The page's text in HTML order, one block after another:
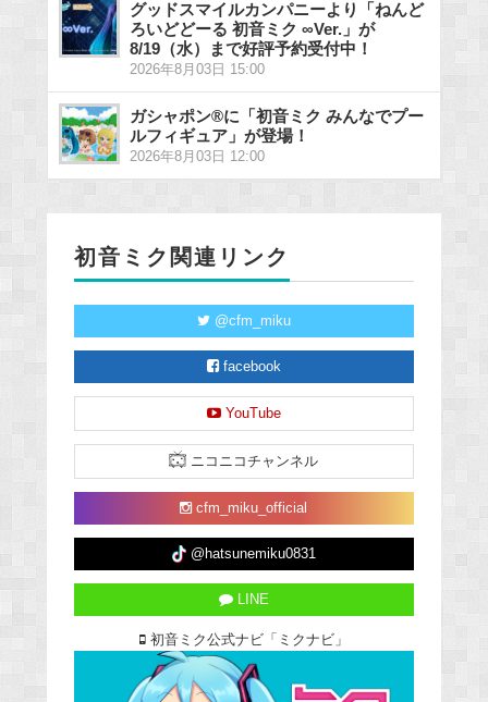
グッドスマイルカンパニーより「ねんど
ろいどどーる 初音ミク ∞Ver.」が
8/19（水）まで好評予約受付中！
2026年8月03日 15:00
ガシャポン®に「初音ミク みんなでプー
ルフィギュア」が登場！
2026年8月03日 12:00
初音ミク関連リンク
@cfm_miku
facebook
YouTube
ニコニコチャンネル
cfm_miku_official
@hatsunemiku0831
LINE
初音ミク公式ナビ「ミクナビ」